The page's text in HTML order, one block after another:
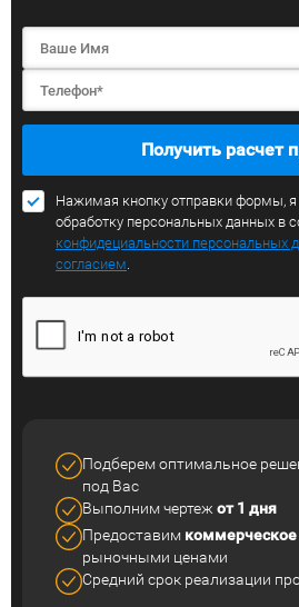
Получить расчет
Нажимая кнопку отправки формы, я
обработку персональных данных в
конфидециальности персональных
согласием.
Подберем оптимальное
под Вас
Выполним чертежот 1 дня
Предоставим коммерческое
рыночными ценами
Средний срок реализации